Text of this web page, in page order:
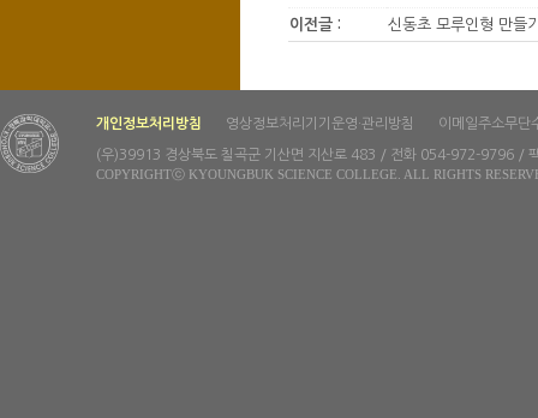
이전글 : 신동초 모루인형 만들
개인정보처리방침 영상정보처리기기운영·관리방침 이메일주소무단
(우)39913 경상북도 칠곡군 기산면 지산로 483 / 전화 054-972-9796 /
COPYRIGHTⓒ KYOUNGBUK SCIENCE COLLEGE. ALL RIGHTS